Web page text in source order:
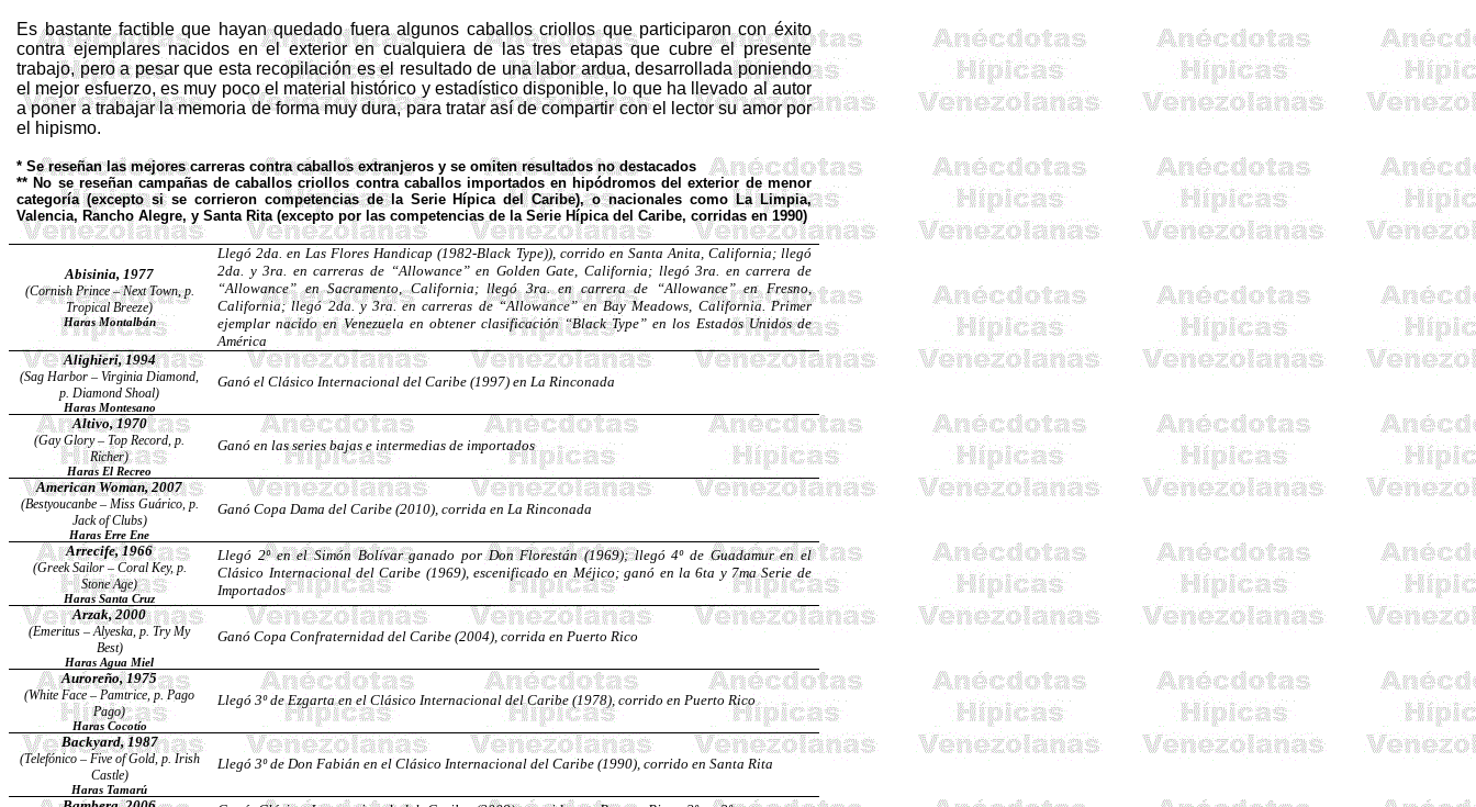
Es bastante factible que hayan quedado fuera algunos caballos criollos que participaron con éxito
contra ejemplares nacidos en el exterior en cualquiera de las tres etapas que cubre el presente
trabajo, pero a pesar que esta recopilación es el resultado de una labor ardua, desarrollada poniendo
el mejor esfuerzo, es muy poco el material histórico y estadístico disponible, lo que ha llevado al autor
a poner a trabajar la memoria de forma muy dura, para tratar así de compartir con el lector su amor por
el hipismo.
*Se reseñan las mejores carreras contra caballos extranjeros y se omiten resultados no destacados
** No se reseñan campañas de caballos criollos contra caballos importados en hipódromos del exterior de menor
categoría (excepto si se corrieron competencias de la Serie Hípica del Caribe), o nacionales como La Limpia,
Valencia, Rancho Alegre, y Santa Rita (excepto por las competencias de la Serie Hípica del Caribe, corridas en 1990)
Abisinia, 1977
(Cornish Prince – Next Town, p.
Tropical Breeze)
Haras Montalbán
Llegó 2da. en Las FloresHandicap (1982-Black Type)), corrido en Santa Anita, California; llegó
2da. y 3ra. en carreras de “Allowance” en GoldenGate, California; llegó 3ra. en carrera de
“Allowance” en Sacramento, California; llegó 3ra. en carrera de “Allowance” en Fresno,
California; llegó 2da. y 3ra. en carreras de “Allowance” enBay Meadows, California. Primer
ejemplar nacido en Venezuela en obtener clasificación “BlackType” en los Estados Unidos de
América
Alighieri, 1994
(Sag Harbor – Virginia Diamond,
p. Diamond Shoal)
Haras Montesano
Ganó el Clásico Internacional del Caribe (1997) en La Rinconada
Altivo, 1970
(Gay Glory – Top Record, p.
Richer)
Haras El Recreo
Ganó en las series bajas e intermedias de importados
American Woman, 2007
(Bestyoucanbe– Miss Guárico, p.
Jack of Clubs)
Haras Erre Ene
Ganó Copa Dama del Caribe (2010), corrida en La Rinconada
Arrecife, 1966
(Greek Sailor – Coral Key, p.
Stone Age)
Haras Santa Cruz
Llegó 2º en el Simón Bolívar ganado por DonFlorestán(1969); llegó 4º deGuadamuren el
Clásico Internacional del Caribe (1969), escenificado en Méjico; ganó en la 6ta y 7ma Serie de
Importados
Arzak, 2000
(Emeritus –Alyeska, p. Try My
Best)
Haras Agua Miel
Ganó Copa Confraternidad del Caribe (2004), corrida en Puerto Rico
Auroreño, 1975
(White Face– Pamtrice, p. Pago
Pago)
Haras Cocotío
Llegó 3º deEzgartaen el Clásico Internacional del Caribe (1978), corrido en Puerto Rico
Backyard, 1987
(Telefónico– Five of Gold, p. Irish
Castle)
Haras Tamarú
Llegó 3º de Don Fabián en el Clásico Internacional del Caribe (1990), corrido en Santa Rita